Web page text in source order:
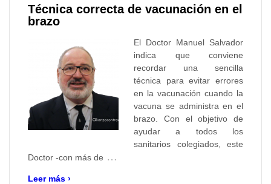
Técnica correcta de vacunación en el
brazo
El Doctor Manuel Salvador
indica que conviene
recordar una sencilla
técnica para evitar errores
en la vacunación cuando la
vacuna se administra en el
brazo. Con el objetivo de
ayudar a todos los
sanitarios colegiados, este
Doctor -con más de …
Leer más ›